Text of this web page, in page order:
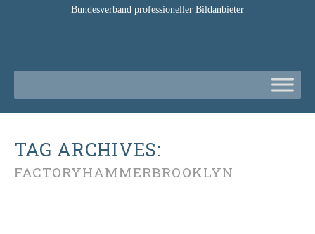
Bundesverband professioneller Bildanbieter
TAG ARCHIVES:
FACTORYHAMMERBROOKLYN